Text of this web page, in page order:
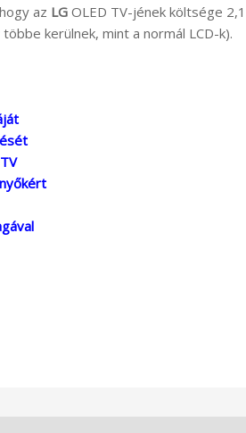
az LG OLED TV-jének költsége
kerülnek, mint a normál LCD-k).